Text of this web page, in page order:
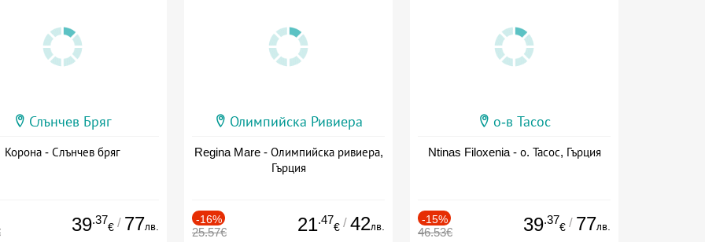
Слънчев Бряг
Корона - Слънчев бряг
39.37
€ / 77лв.
Олимпийска Ривиера
Regina Mare - Олимпийска ривиера,
Гърция
-16%
25.57€ 21.47
€ / 42лв.
о-в Тасос
Ntinas Filoxenia - о. Тасос, Гърция
-15%
46.53€ 39.37
€ / 77лв.